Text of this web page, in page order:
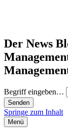
Der News
Begriff eingeben…
Springe zum Inhalt
Menü